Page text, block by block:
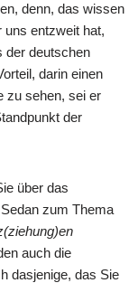
denn, das wissen
uns entzweit hat,
der deutschen
darin einen
zu sehen, sei er
der
über das
zum Thema
auch die
dasjenige, das Sie